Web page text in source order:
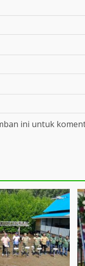
ini untuk